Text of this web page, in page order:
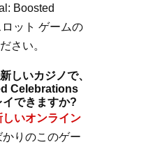
Boosted
ット ゲームの
さい。
しいカジノで、
Celebrations
できますか?
しいオンライン
りのこのゲー